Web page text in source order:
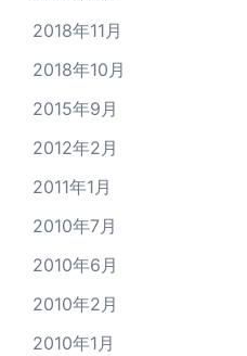
2018年11月
2018年10月
2015年9月
2012年2月
2011年1月
2010年7月
2010年6月
2010年2月
2010年1月